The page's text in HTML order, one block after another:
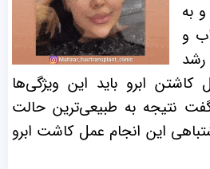
به
و
ابرو باید این ویژگی‌ها
نتیجه به طبیعی‌ترین حالت
این انجام عمل کاشت ابرو